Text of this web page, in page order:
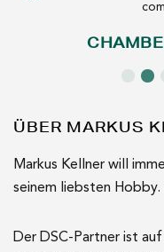
ÜBER MARKUS
Markus Kellner will
seinem liebsten Hobby.
Der DSC-Partner ist